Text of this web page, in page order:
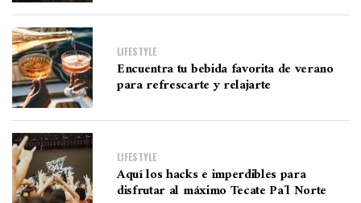
LIFESTYLE
Encuentra tu bebida favorita de verano
para refrescarte y relajarte
LIFESTYLE
Aquí los hacks e imperdibles para
disfrutar al máximo Tecate Pa´l Norte